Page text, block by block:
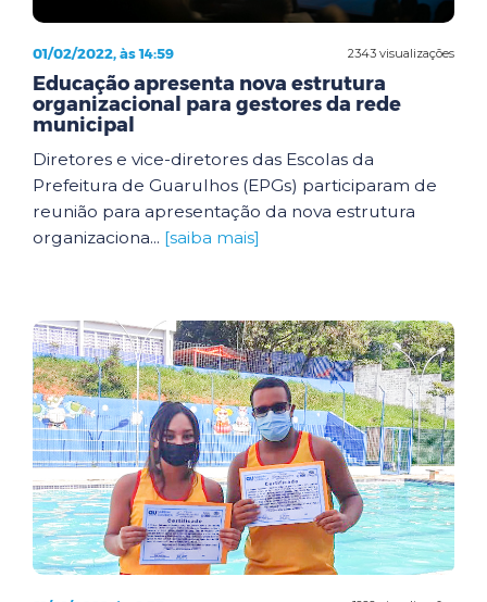
2343 visualizações
01/02/2022, às 14:59
Educação apresenta nova estrutura
organizacional para gestores da rede
municipal
Diretores e vice-diretores das Escolas da
Prefeitura de Guarulhos (EPGs) participaram de
reunião para apresentação da nova estrutura
organizaciona... [saiba mais]